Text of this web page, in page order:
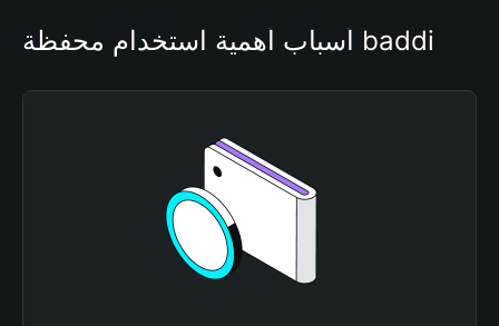
أسباب أهمية استخدام محفظة baddi